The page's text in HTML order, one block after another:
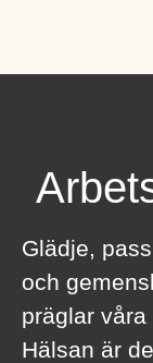
Glädje,
och
präglar
Hälsan är